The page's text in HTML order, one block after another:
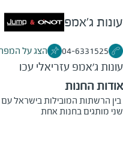
עונות ג'אמפ
04-6331525 הצג על
עונות ג'אמפ עזריאלי עכו
אודות החנות
שני מותגים בחנות אחת